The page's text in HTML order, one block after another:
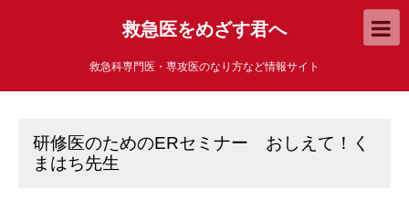
救急医をめざす君へ
救急科専門医・専攻医のなり方など情報サイト
研修医のためのERセミナー おしえて！く
まはち先生